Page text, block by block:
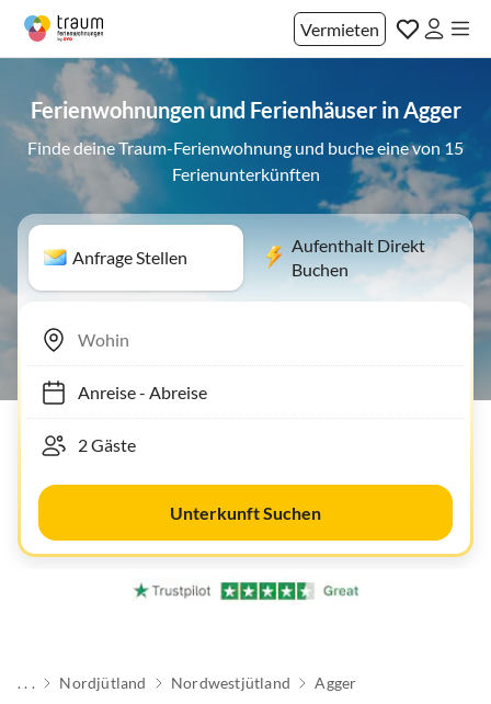
Vermieten
Ferienwohnungen und Ferienhäuser in Agger
Finde deine Traum-Ferienwohnung und buche eine von 15
Ferienunterkünften
Anfrage Stellen
Aufenthalt Direkt
Buchen
Anreise- Abreise
Unterkunft Suchen
. . . Nordjütland Nordwestjütland Agger